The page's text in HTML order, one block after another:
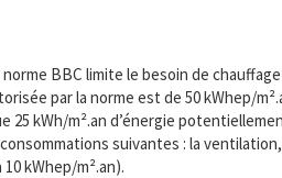
BBC limite le besoin de chauffage
par la norme est de 50 kWhep/
kWh/m².an d’énergie
suivantes : la
kWhep/m².an).